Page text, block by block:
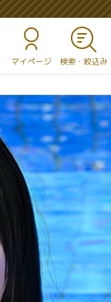
マイページ